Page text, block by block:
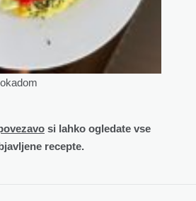
si lahko ogledate vse
recepte.